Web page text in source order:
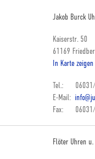
Jakob Burck
Kaiserstr. 50
61169
In Karte zeigen
Tel.: 06031/
E-Mail:
Fax: 06031/
Flöter Uhren u.